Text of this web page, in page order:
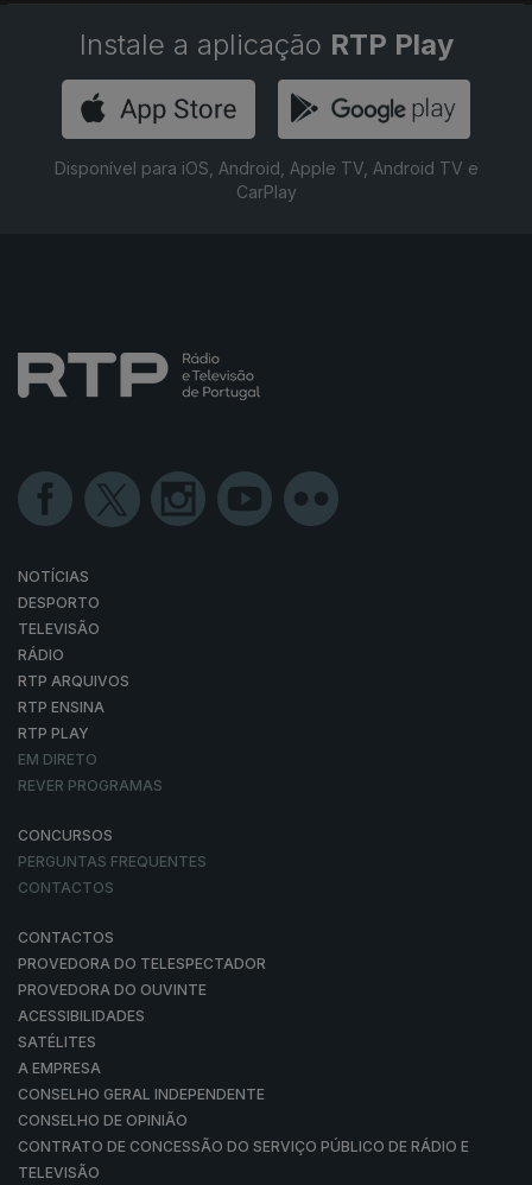
Instale a aplicação RTP Play
Disponível para iOS, Android, Apple TV, Android TV e
CarPlay
NOTÍCIAS
DESPORTO
TELEVISÃO
RÁDIO
RTP ARQUIVOS
RTP ENSINA
RTP PLAY
EM DIRETO
REVER PROGRAMAS
CONCURSOS
PERGUNTAS FREQUENTES
CONTACTOS
CONTACTOS
PROVEDORA DO TELESPECTADOR
PROVEDORA DO OUVINTE
ACESSIBILIDADES
SATÉLITES
A EMPRESA
CONSELHO GERAL INDEPENDENTE
CONSELHO DE OPINIÃO
CONTRATO DE CONCESSÃO DO SERVIÇO PÚBLICO DE RÁDIO E
TELEVISÃO